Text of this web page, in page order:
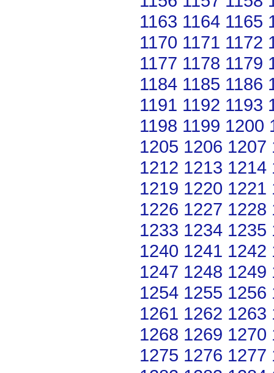
1163 1164 1165
1170 1171 1172
1177 1178 1179
1184 1185 1186
1191 1192 1193
1198 1199 1200
1205 1206 1207
1212 1213 1214
1219 1220 1221
1226 1227 1228
1233 1234 1235
1240 1241 1242
1247 1248 1249
1254 1255 1256
1261 1262 1263
1268 1269 1270
1275 1276 1277